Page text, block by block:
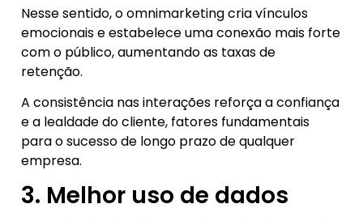
Nesse sentido, o omnimarketing cria vínculos
emocionais e estabelece uma conexão mais forte
com o público, aumentando as taxas de
retenção.
A consistência nas interações reforça a confiança
e a lealdade do cliente, fatores fundamentais
para o sucesso de longo prazo de qualquer
empresa.
3. Melhor uso de dados